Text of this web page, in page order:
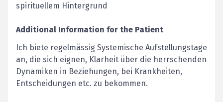
spirituellem Hintergrund
Additional Information for the Patient
Ich biete regelmässig Systemische Aufstellungstage
an, die sich eignen, Klarheit über die herrschenden
Dynamiken in Beziehungen, bei Krankheiten,
Entscheidungen etc. zu bekommen.